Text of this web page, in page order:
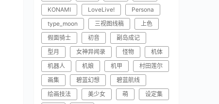
KONAMI
LoveLive!
Persona
type_moon
三视图线稿
上色
假面骑士
初音
副岛成记
型月
女神异闻录 怪物
机体
机器人
机娘 机甲
村田莲尔
画集
碧蓝幻想
碧蓝航线
绘画技法
美少女 萌
设定集